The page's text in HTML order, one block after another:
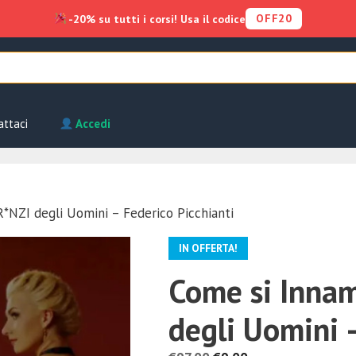
Accedi
degli Uomini – Federico Picchianti
IN OFFERTA!
Come si
degli Uomini
-20% su tutti i corsi! Usa il codice OFF20